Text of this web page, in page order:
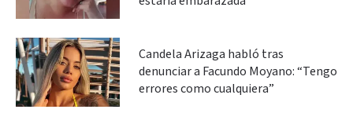
Candela Arizaga habló tras
denunciar a Facundo Moyano: “Tengo
errores como cualquiera”